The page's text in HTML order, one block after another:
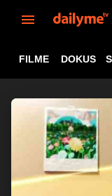
FILME DOKUS